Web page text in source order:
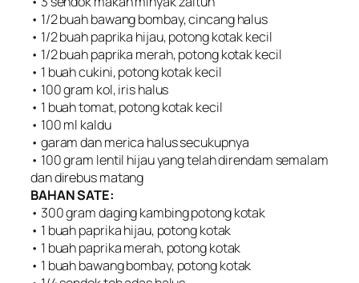
• 1/2 buah bawang bombay, cincang halus
• 1/2 buah paprika hijau, potong kotak kecil
• 1/2 buah paprika merah, potong kotak kecil
• 1 buah cukini, potong kotak kecil
• 100 gram kol, iris halus
• 1 buah tomat, potong kotak kecil
• 100 ml kaldu
• garam dan merica halus secukupnya
• 100 gram lentil hijau yang telah direndam semalam
dan direbus matang
BAHAN SATE:
• 300 gram daging kambing potong kotak
• 1 buah paprika hijau, potong kotak
• 1 buah paprika merah, potong kotak
• 1 buah bawang bombay, potong kotak